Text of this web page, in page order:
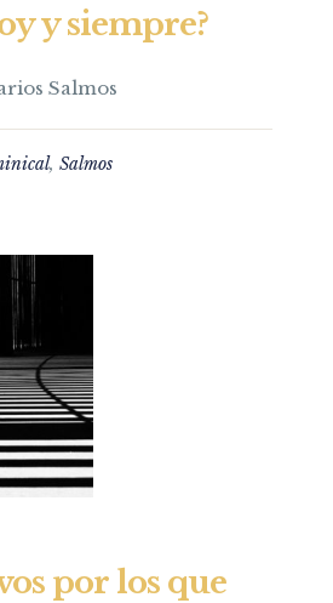
y siempre?
Salmos
, Salmos
por los que